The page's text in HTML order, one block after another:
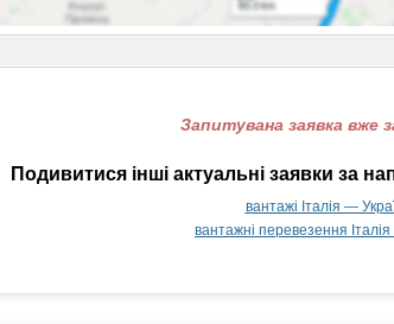
Запитувана заявка вже
Подивитися інші актуальні заявки за
вантажі Італія —
вантажні перевезення